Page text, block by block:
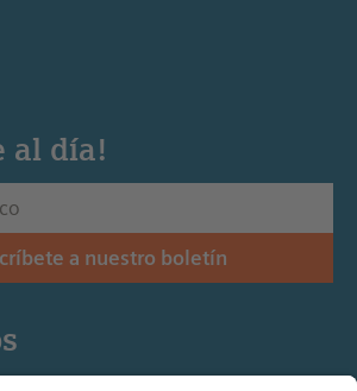
al día!
a nuestro boletín